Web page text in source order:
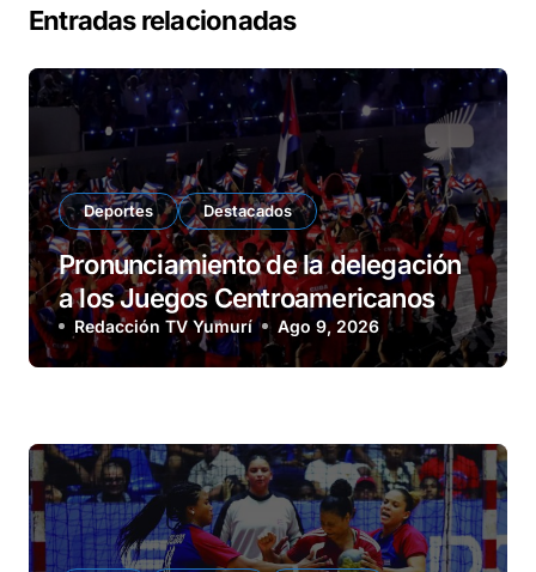
Entradas relacionadas
Deportes Destacados
Pronunciamiento de la delegación
a los Juegos Centroamericanos
Redacción TV Yumurí Ago 9, 2026